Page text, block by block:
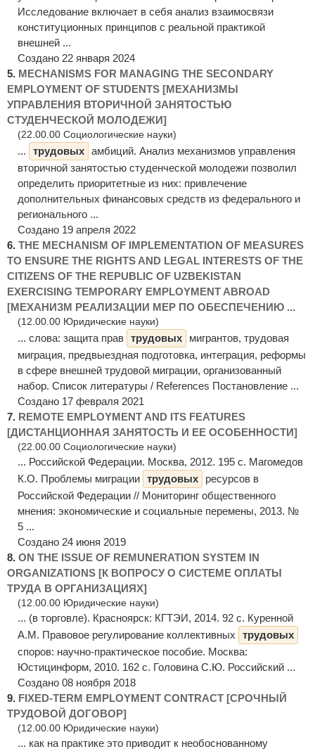
Исследование включает в себя анализ взаимосвязи
конституционных принципов с реальной практикой
внешней ...
Создано 22 января 2024
5. MECHANISMS FOR MANAGING THE SECONDARY
EMPLOYMENT OF STUDENTS [МЕХАНИЗМЫ
УПРАВЛЕНИЯ ВТОРИЧНОЙ ЗАНЯТОСТЬЮ
СТУДЕНЧЕСКОЙ МОЛОДЕЖИ]
(22.00.00 Социологические науки)
... трудовых амбиций. Анализ механизмов управления
вторичной занятостью студенческой молодежи позволил
определить приоритетные из них: привлечение
дополнительных финансовых средств из федерального и
регионального ...
Создано 19 апреля 2022
6. THE MECHANISM OF IMPLEMENTATION OF MEASURES
TO ENSURE THE RIGHTS AND LEGAL INTERESTS OF THE
CITIZENS OF THE REPUBLIC OF UZBEKISTAN
EXERCISING TEMPORARY EMPLOYMENT ABROAD
[МЕХАНИЗМ РЕАЛИЗАЦИИ МЕР ПО ОБЕСПЕЧЕНИЮ ...
(12.00.00 Юридические науки)
... слова: защита прав трудовых
мигрантов, трудовая
миграция, предвыездная подготовка, интеграция, реформы
в сфере внешней трудовой миграции, организованный
набор. Список литературы / References Постановление ...
Создано 17 февраля 2021
7. REMOTE EMPLOYMENT AND ITS FEATURES
[ДИСТАНЦИОННАЯ ЗАНЯТОСТЬ И ЕЕ ОСОБЕННОСТИ]
(22.00.00 Социологические науки)
... Российской Федерации. Москва, 2012. 195 с. Магомедов
К.О. Проблемы миграции трудовых
ресурсов в
Российской Федерации // Мониторинг общественного
мнения: экономические и социальные перемены, 2013. №
5 ...
Создано 24 июня 2019
8. ON THE ISSUE OF REMUNERATION SYSTEM IN
ORGANIZATIONS [К ВОПРОСУ О СИСТЕМЕ ОПЛАТЫ
ТРУДА В ОРГАНИЗАЦИЯХ]
(12.00.00 Юридические науки)
... (в торговле). Красноярск: КГТЭИ, 2014. 92 с. Куренной
А.М. Правовое регулирование коллективных
трудовых
споров: научно-практическое пособие. Москва:
Юстицинформ, 2010. 162 с. Головина С.Ю. Российский ...
Создано 08 ноября 2018
9. FIXED-TERM EMPLOYMENT CONTRACT [СРОЧНЫЙ
ТРУДОВОЙ ДОГОВОР]
(12.00.00 Юридические науки)
... как на практике это приводит к необоснованному